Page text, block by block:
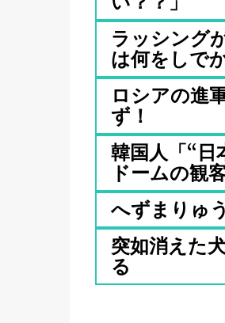
ラッシング
は何をしで
ロシアの進
ず！
韓国人「“日
ドームの観
へずまりゅ
突如消えた
る